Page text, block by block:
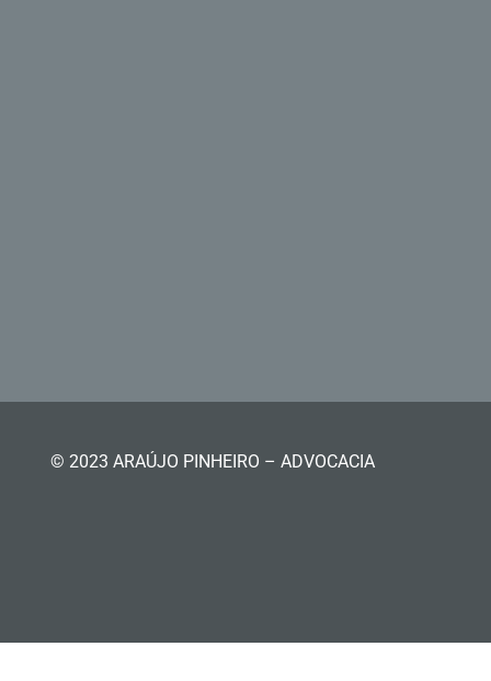
© 2023 ARAÚJO PINHEIRO – ADVOCACIA